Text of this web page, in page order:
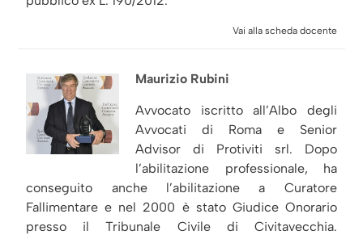
Vai alla scheda docente
Maurizio Rubini
Avvocato iscritto all’Albo degli
Avvocati di Roma e Senior
Advisor di Protiviti srl. Dopo
l’abilitazione professionale, ha
conseguito anche l’abilitazione a Curatore
Fallimentare e nel 2000 è stato Giudice Onorario
presso il Tribunale Civile di Civitavecchia.